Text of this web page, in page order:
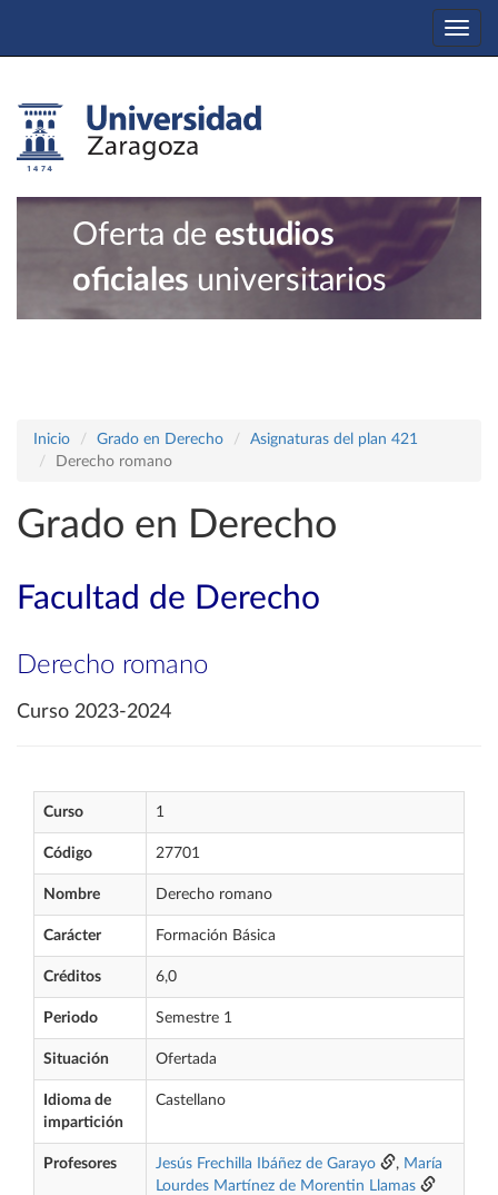
Oferta de estudios
oficiales universitarios
Inicio Grado en Derecho
Asignaturas del plan 421
Derecho romano
Grado en Derecho
Facultad de Derecho
Derecho romano
Curso 2023-2024
Curso 1
Código 27701
Nombre Derecho romano
Carácter Formación Básica
Créditos 6,0
Periodo Semestre 1
Situación Ofertada
Idioma de
impartición
Castellano
Profesores Jesús Frechilla Ibáñez de Garayo , María
Lourdes Martínez de Morentin Llamas